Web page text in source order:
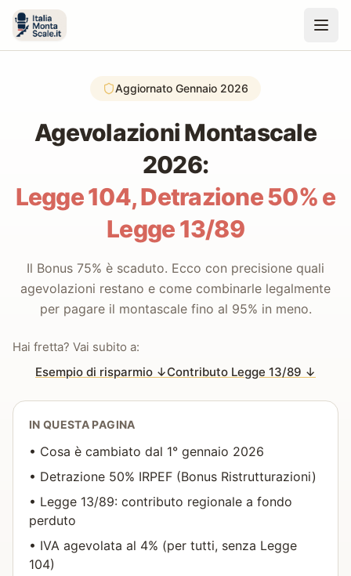
Aggiornato Gennaio 2026
Agevolazioni Montascale
2026:
Legge 104, Detrazione 50% e
Legge 13/89
Il Bonus 75% è scaduto. Ecco con precisione quali
agevolazioni restano e come combinarle legalmente
per pagare il montascale fino al 95% in meno.
Hai fretta? Vai subito a:
Esempio di risparmio ↓Contributo Legge 13/89 ↓
IN QUESTA PAGINA
• Cosa è cambiato dal 1° gennaio 2026
• Detrazione 50% IRPEF (Bonus Ristrutturazioni)
• Legge 13/89: contributo regionale a fondo
perduto
• IVA agevolata al 4% (per tutti, senza Legge
104)